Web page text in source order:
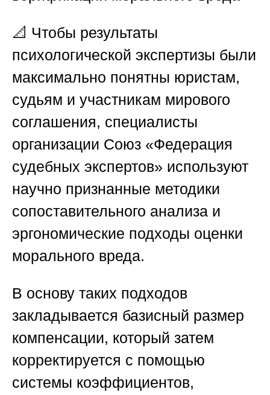
📐 Чтобы результаты
психологической экспертизы были
максимально понятны юристам,
судьям и участникам мирового
соглашения, специалисты
организации Союз «Федерация
судебных экспертов» используют
научно признанные методики
сопоставительного анализа и
эргономические подходы оценки
морального вреда.
В основу таких подходов
закладывается базисный размер
компенсации, который затем
корректируется с помощью
системы коэффициентов,